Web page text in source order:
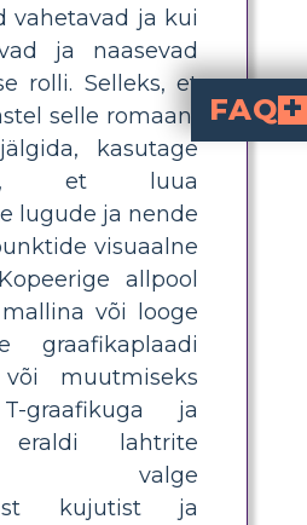
vahetavad ja kui
ja naasevad
rolli. Selleks, et
selle romaani
kasutage
et luua
lugude ja nende
visuaalne
allpool
või looge
graafikaplaadi
või muutmiseks
graafikuga ja
eraldi lahtrite
valge
kujutist ja
FAQ